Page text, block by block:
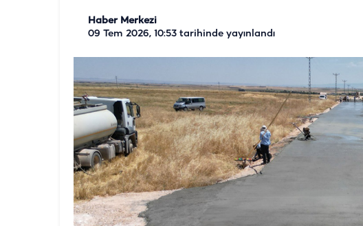
Haber Merkezi
09 Tem 2026, 10:53 tarihinde yayınlandı